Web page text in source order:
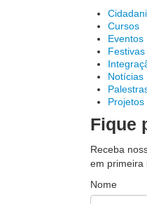
Cursos
Eventos
Festivas
Notícias
Projetos
Fique
Receba
em primeira
Nome